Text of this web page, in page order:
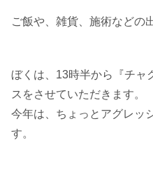
ご飯や、雑貨、施術などの
ぼくは、13時半から『チャ
スをさせていただきます。
今年は、ちょっとアグレッ
す。